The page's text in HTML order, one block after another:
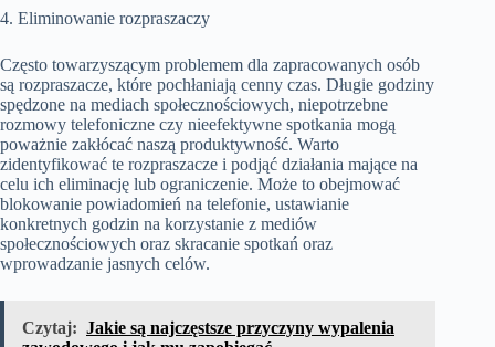
4. Eliminowanie rozpraszaczy
Często towarzyszącym problemem dla zapracowanych osób
są rozpraszacze, które pochłaniają cenny czas. Długie godziny
spędzone na mediach społecznościowych, niepotrzebne
rozmowy telefoniczne czy nieefektywne spotkania mogą
poważnie zakłócać naszą produktywność. Warto
zidentyfikować te rozpraszacze i podjąć działania mające na
celu ich eliminację lub ograniczenie. Może to obejmować
blokowanie powiadomień na telefonie, ustawianie
konkretnych godzin na korzystanie z mediów
społecznościowych oraz skracanie spotkań oraz
wprowadzanie jasnych celów.
Czytaj: Jakie są najczęstsze przyczyny wypalenia